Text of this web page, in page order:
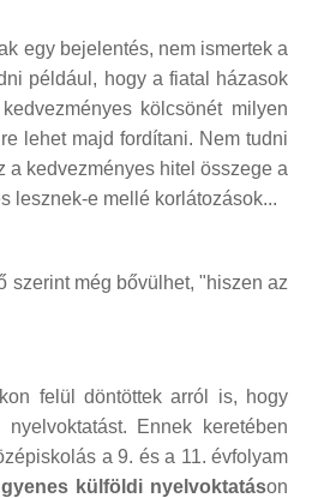
egy bejelentés, nem ismertek a
például, hogy a fiatal házasok
kölcsönét milyen
lehet majd fordítani. Nem tudni
a kedvezményes hitel összege a
lesznek-e mellé korlátozások...
szerint még bővülhet, "hiszen az
felül döntöttek arról is, hogy
nyelvoktatást. Ennek keretében
a 9. és a 11. évfolyam
külföldi nyelvoktatáson